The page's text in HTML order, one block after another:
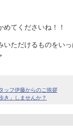
てくださいね！！
いただけるものをい
ッフ伊藤からのご挨拶
き」しませんか？